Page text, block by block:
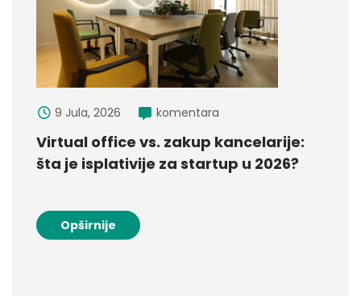
9 Jula, 2026 komentara
Virtual office vs. zakup kancelarije:
šta je isplativije za startup u 2026?
Opširnije